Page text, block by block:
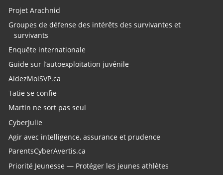
Projet Arachnid
Groupes de défense des intérêts des survivantes et
survivants
Enquête internationale
Guide sur l’autoexploitation juvénile
AidezMoiSVP.ca
Tatie se confie
Martin ne sort pas seul
CyberJulie
Agir avec intelligence, assurance et prudence
ParentsCyberAvertis.ca
Priorité Jeunesse — Protéger les jeunes athlètes